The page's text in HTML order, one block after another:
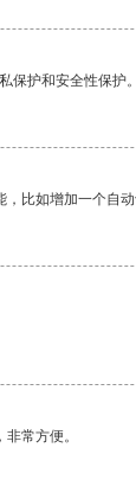
保护和安全性保护
比如增加一个自
常方便。